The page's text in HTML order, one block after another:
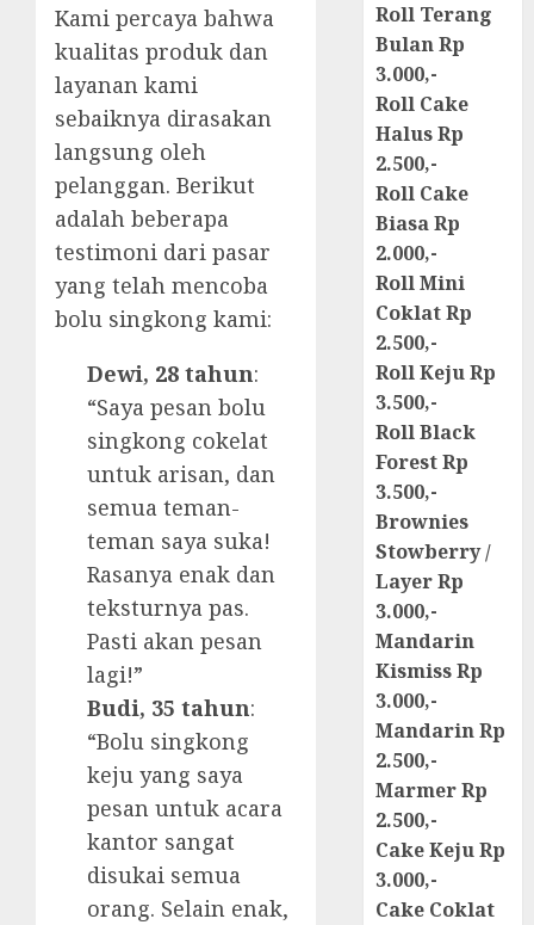
Kami percaya bahwa
kualitas produk dan
layanan kami
sebaiknya dirasakan
langsung oleh
pelanggan. Berikut
adalah beberapa
testimoni dari pasar
yang telah mencoba
bolu singkong kami:
Dewi, 28 tahun:
“Saya pesan bolu
singkong cokelat
untuk arisan, dan
semua teman-
teman saya suka!
Rasanya enak dan
teksturnya pas.
Pasti akan pesan
lagi!”
Budi, 35 tahun:
“Bolu singkong
keju yang saya
pesan untuk acara
kantor sangat
disukai semua
orang. Selain enak,
Roll Terang
Bulan Rp
3.000,-
Roll Cake
Halus Rp
2.500,-
Roll Cake
Biasa Rp
2.000,-
Roll Mini
Coklat Rp
2.500,-
Roll Keju Rp
3.500,-
Roll Black
Forest Rp
3.500,-
Brownies
Stowberry /
Layer Rp
3.000,-
Mandarin
Kismiss Rp
3.000,-
Mandarin Rp
2.500,-
Marmer Rp
2.500,-
Cake Keju Rp
3.000,-
Cake Coklat